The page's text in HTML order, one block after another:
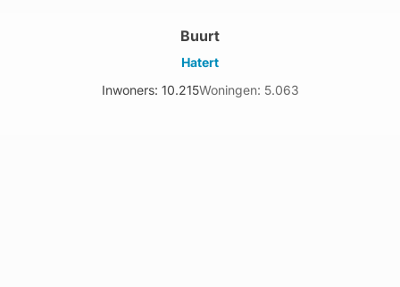
Buurt
Hatert
Inwoners: 10.215Woningen: 5.063